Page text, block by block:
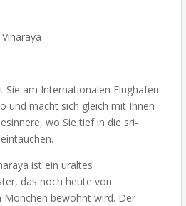
Sie am Internationalen Flughafen
und macht sich gleich mit Ihnen
wo Sie tief in die sri-
ist ein uraltes
das noch heute von
Mönchen bewohnt wird. Der